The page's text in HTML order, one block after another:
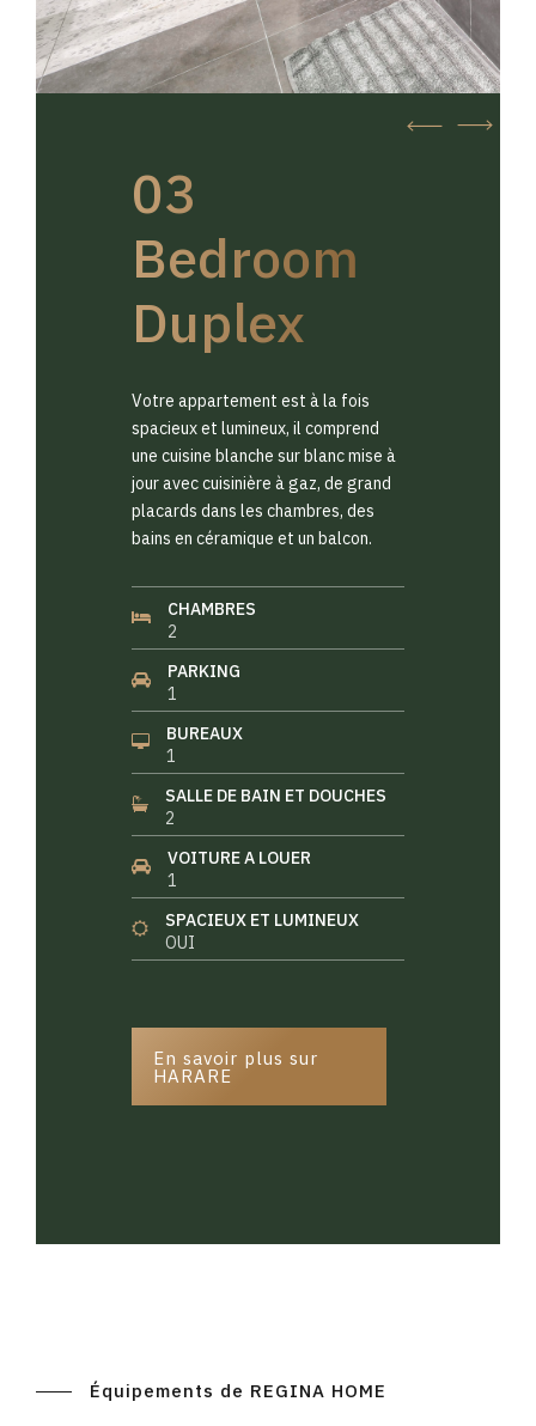
03
Bedroom
Duplex
Votre appartement est à la fois
spacieux et lumineux, il comprend
une cuisine blanche sur blanc mise à
jour avec cuisinière à gaz, de grand
placards dans les chambres, des
bains en céramique et un balcon.
CHAMBRES
2
PARKING
1
BUREAUX
1
SALLE DE BAIN ET DOUCHES
2
VOITURE A LOUER
1
SPACIEUX ET LUMINEUX
OUI
En savoir plus sur
HARARE
Équipements de REGINA HOME